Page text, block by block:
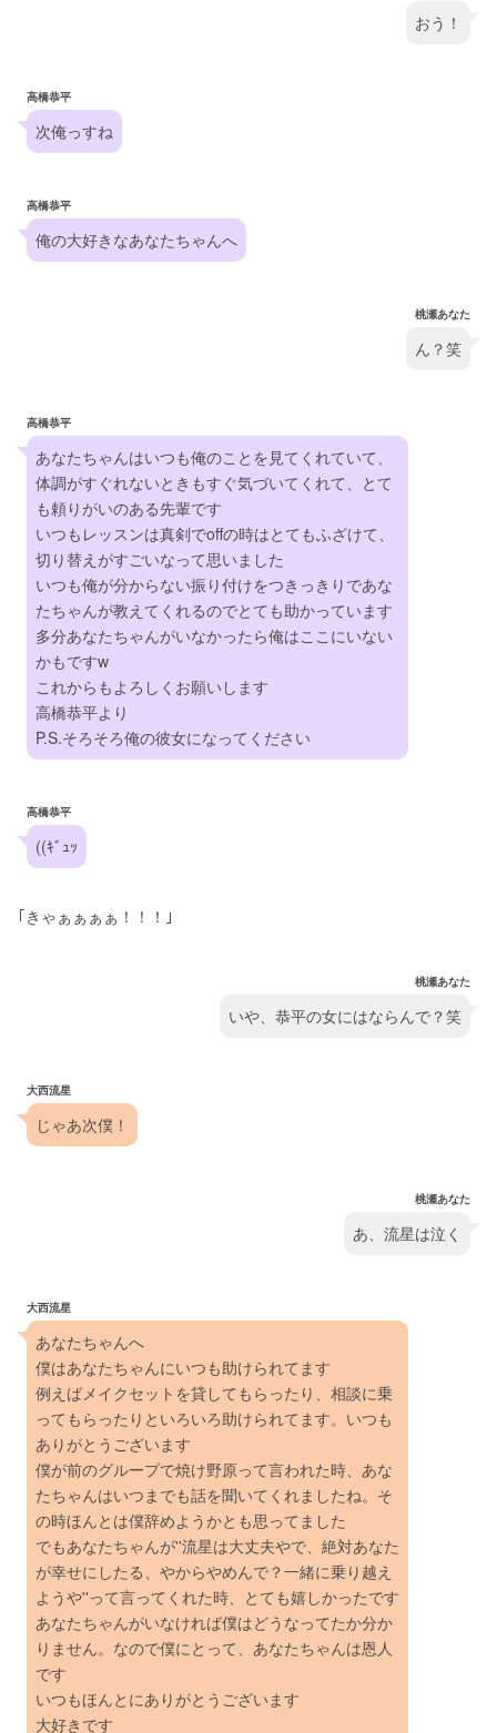
おう！
高橋恭平
次俺っすね
高橋恭平
俺の大好きなあなたちゃんへ
桃瀬あなた
ん？笑
高橋恭平
あなたちゃんはいつも俺のことを見てくれていて、
体調がすぐれないときもすぐ気づいてくれて、とて
も頼りがいのある先輩です
いつもレッスンは真剣でoffの時はとてもふざけて、
切り替えがすごいなって思いました
いつも俺が分からない振り付けをつきっきりであな
たちゃんが教えてくれるのでとても助かっています
多分あなたちゃんがいなかったら俺はここにいない
かもですw
これからもよろしくお願いします
高橋恭平より
P.S.そろそろ俺の彼女になってください
高橋恭平
((ｷﾞｭｯ
｢きゃぁぁぁぁ！！！｣
桃瀬あなた
いや、恭平の女にはならんで？笑
大西流星
じゃあ次僕！
桃瀬あなた
あ、流星は泣く
大西流星
あなたちゃんへ
僕はあなたちゃんにいつも助けられてます
例えばメイクセットを貸してもらったり、相談に乗
ってもらったりといろいろ助けられてます。いつも
ありがとうございます
僕が前のグループで焼け野原って言われた時、あな
たちゃんはいつまでも話を聞いてくれましたね。そ
の時ほんとは僕辞めようかとも思ってました
でもあなたちゃんが''流星は大丈夫やで、絶対あなた
が幸せにしたる、やからやめんで？一緒に乗り越え
ようや''って言ってくれた時、とても嬉しかったです
あなたちゃんがいなければ僕はどうなってたか分か
りません。なので僕にとって、あなたちゃんは恩人
です
いつもほんとにありがとうございます
大好きです